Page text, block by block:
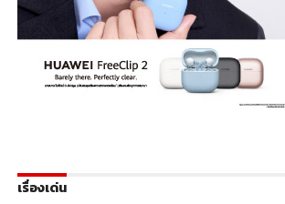
เรื่องเด่น